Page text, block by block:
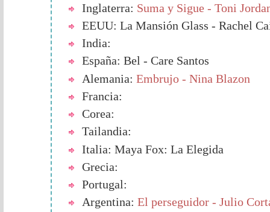
Inglaterra: Suma y Sigue - Toni
EEUU: La Mansión Glass - Rachel
India:
España: Bel - Care Santos
Alemania: Embrujo - Nina Blazon
Francia:
Corea:
Tailandia:
Italia: Maya Fox: La Elegida
Grecia:
Portugal:
Argentina: El perseguidor - Julio